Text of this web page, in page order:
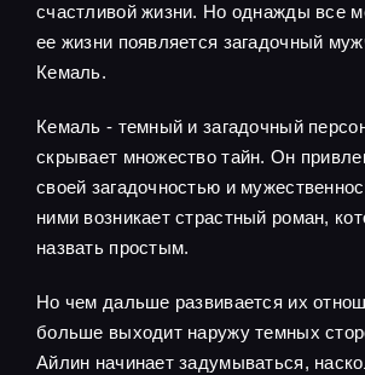
счастливой жизни. Но однажды все
ее жизни появляется загадочный
Кемаль.
Кемаль - темный и загадочный
скрывает множество тайн. Он
своей загадочностью и
ними возникает страстный роман,
назвать простым.
Но чем дальше развивается их
больше выходит наружу темных
Айлин начинает задумываться,